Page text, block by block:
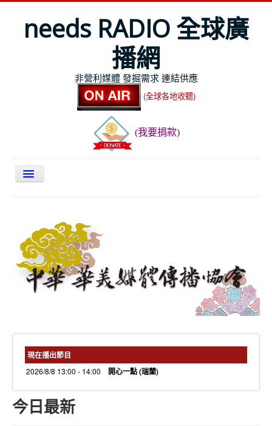
needs RADIO 全球廣
播網
非營利媒體 發掘需求 連結供應
(全球各地收聽)
(我要捐款)
今日最新
節目表
全球Live收聽
needs 專欄
線上捐款
現在播出節目
2026/8/8 13:00 - 14:00 開心一點 (瑞蘭)
今日最新